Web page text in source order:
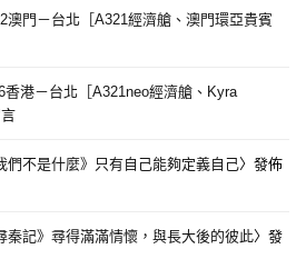
澳門－台北［A321經濟艙、澳門環亞貴賓
香港－台北［A321neo經濟艙、Kyra
們不是什麼》只有自己能夠定義自己〉發佈
秦記》尋得滿滿情懷，與長大後的彼此〉發